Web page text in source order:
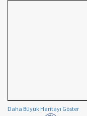
Daha Büyük Haritayı Göster